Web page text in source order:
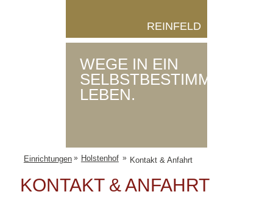
REINFELD
WEGE IN EIN
SELBSTBESTIMMTES
LEBEN.
Einrichtungen » Holstenhof » Kontakt & Anfahrt
KONTAKT & ANFAHRT